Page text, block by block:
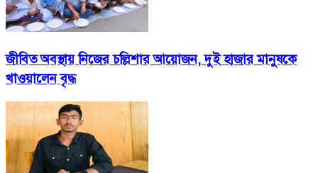
জীবিত অবস্থায় নিজের চল্লিশার আয়োজন, দুই হাজার মানুষকে
খাওয়ালেন বৃদ্ধ